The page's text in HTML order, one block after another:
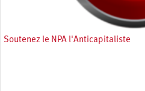
Soutenez le NPA l'Anticapitaliste